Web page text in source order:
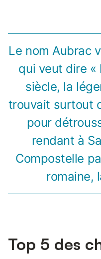
Le nom Aubrac
qui veut dire «
siècle, la
trouvait surtout
pour
rendant à
Compostelle
romaine,
Top 5 des